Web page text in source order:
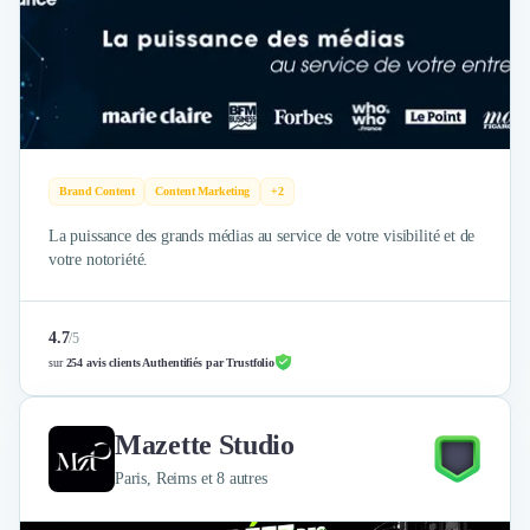
Communication
Influence Marketing
Veille commerciale
Photographie
Études Marketing
Présentations PowerPoint
SMS Marketing
Logiciel Marketing
Logiciel Commercial
Assurance
Expertise Comptable
Subventions & Aides
Levée de fonds
Brand Content Content Marketing +2
La puissance des grands médias au service de votre visibilité et de
votre notoriété.
4.7/5
sur254 avis clients Authentifiés par Trustfolio
Mazette Studio
Paris, Reims et 8 autres